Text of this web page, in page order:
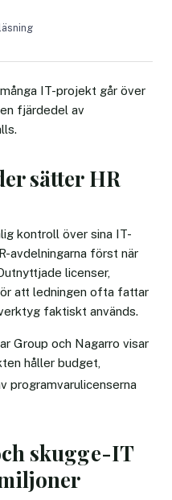
IT-projekt går över
fjärdedel av
sätter HR
kontroll över sina IT-
avdelningarna först när
licenser,
att ledningen ofta fattar
faktiskt används.
Group och Nagarro visar
håller budget,
programvarulicenserna
skugge-IT